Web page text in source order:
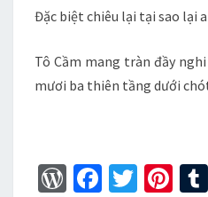
Đặc biệt chiêu lại tại sao lại
Tô Cầm mang tràn đầy
mươi ba thiên tầng dưới
W Fa T
Pi